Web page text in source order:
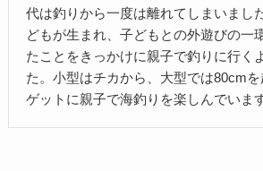
代は釣りから一度は離れてしまいまし
どもが生まれ、子どもとの外遊びの一
たことをきっかけに親子で釣りに行く
た。小型はチカから、大型では80cm
ゲットに親子で海釣りを楽しんでいます